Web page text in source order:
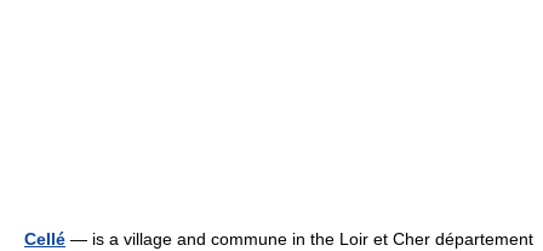
Cellé — is a village and commune in the Loir et Cher département